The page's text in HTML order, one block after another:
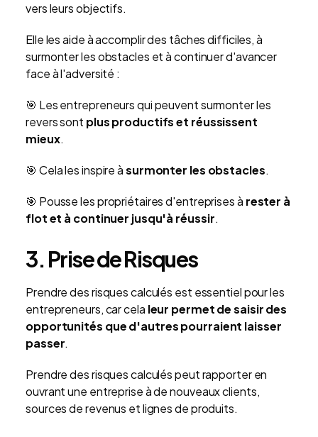
vers leurs objectifs.
Elle les aide à accomplir des tâches difficiles, à
surmonter les obstacles et à continuer d'avancer
face à l'adversité :
🎯 Les entrepreneurs qui peuvent surmonter les
revers sont plus productifs et réussissent
mieux.
🎯 Cela les inspire àsurmonter les obstacles.
🎯 Pousse les propriétaires d'entreprises à rester à
flot et à continuer jusqu'à réussir.
3. Prise de Risques
Prendre des risques calculés est essentiel pour les
entrepreneurs, car cela leur permet de saisir des
opportunités que d'autres pourraient laisser
passer.
Prendre des risques calculés peut rapporter en
ouvrant une entreprise à de nouveaux clients,
sources de revenus et lignes de produits.